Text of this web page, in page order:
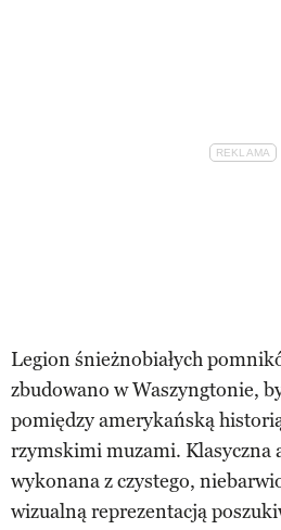
Legion śnieżnobiałych
zbudowano w Waszyngtonie,
pomiędzy amerykańską
rzymskimi muzami. Klasyczna
wykonana z czystego,
wizualną reprezentacją